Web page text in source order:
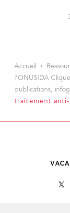
Accueil
l’ONUSIDA
publications,
traitement